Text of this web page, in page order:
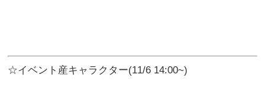
☆イベント産キャラクター(11/6 14:00~)